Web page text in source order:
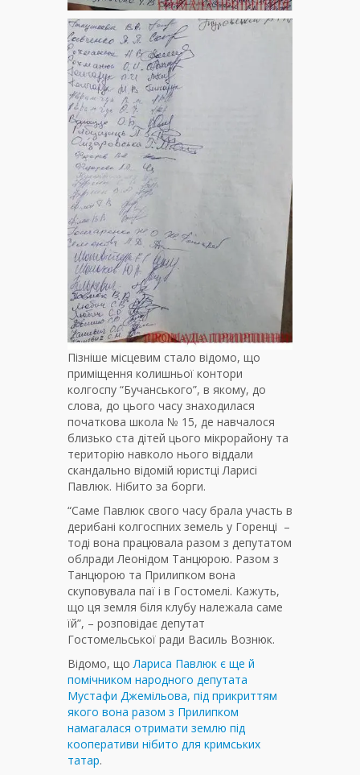
Пізніше місцевим стало відомо, що
приміщення колишньої контори
колгоспу “Бучанського”, в якому, до
слова, до цього часу знаходилася
початкова школа № 15, де навчалося
близько ста дітей цього мікрорайону та
територію навколо нього віддали
скандально відомій юристці Ларисі
Павлюк. Нібито за борги.
“Саме Павлюк свого часу брала участь в
дерибані колгоспних земель у Горенці –
тоді вона працювала разом з депутатом
облради Леонідом Танцюрою. Разом з
Танцюрою та Прилипком вона
скуповувала паї і в Гостомелі. Кажуть,
що ця земля біля клубу належала саме
їй”, – розповідає депутат
Гостомельської ради Василь Вознюк.
Відомо, щоЛариса Павлюк є ще й
помічником народного депутата
Мустафи Джемільова, під прикриттям
якого вона разом з Прилипком
намагалася отримати землю під
кооперативи нібито для кримських
татар.